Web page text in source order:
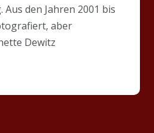
den Jahren 2001 bis
aber
Dewitz